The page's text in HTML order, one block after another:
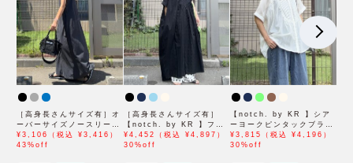
［高身長さんサイズ有］オ
ーバーサイズノースリーブ
ワンピース
¥3,106（税込 ¥3,416）
43%off
［高身長さんサイズ有］
【notch. by KR 】フロ
ント刺繍スキッパーワンピ
ース
¥4,452（税込 ¥4,897）
30%off
【notch. by KR 】シア
ーヨークピンタックブラウ
ス
¥3,815（税込 ¥4,196）
30%off